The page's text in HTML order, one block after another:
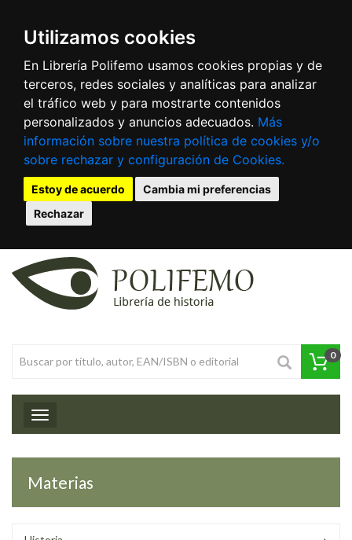
Utilizamos cookies
En Librería Polifemo usamos cookies propias y de
terceros, redes sociales y analíticas para analizar
el tráfico web y para mostrarte contenidos
personalizados y anuncios adecuados. Más
información sobre nuestra política de cookies y/o
sobre rechazar y configuración de Cookies.
Estoy de acuerdo
Cambia mi preferencias
Rechazar
0
Toggle navigation
Materias